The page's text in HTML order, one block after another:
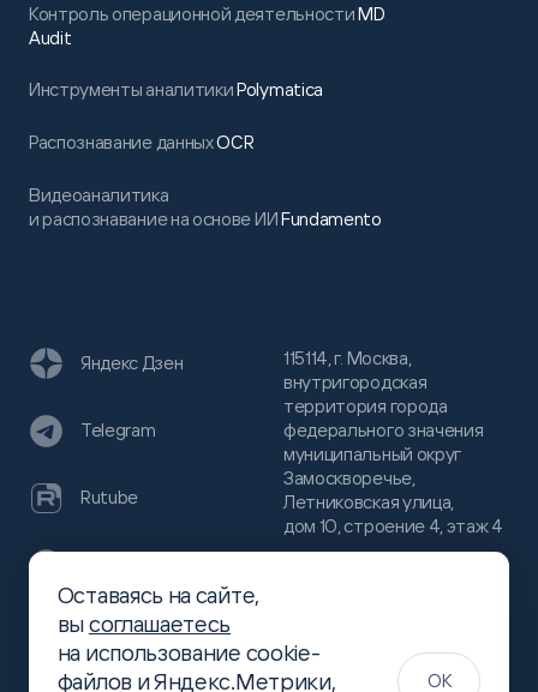
Контроль операционной деятельностиMD
Audit
Инструменты аналитикиPolymatica
Распознавание данныхOCR
Видеоаналитика
и распознавание на основе ИИFundamento
115114, г. Москва,
внутригородская
территория города
федерального значения
муниципальный округ
Замоскворечье,
Летниковская улица,
дом 10, строение 4, этаж 4
(499)
444-16-51
Яндекс Дзен
Telegram
Rutube
Хабр
Оставаясь на сайте,
высоглашаетесь
на использование cookie-
файлов и Яндекс.Метрики,
OK